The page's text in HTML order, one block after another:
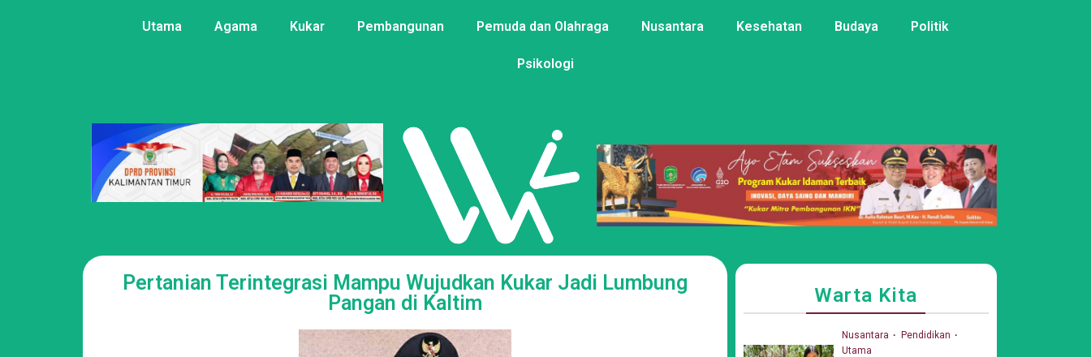
Utama Agama Kukar Pembangunan Pemuda dan Olahraga Nusantara Kesehatan Budaya Politik
Psikologi
Pertanian Terintegrasi Mampu Wujudkan Kukar Jadi Lumbung
Pangan di Kaltim
Warta Kita
Nusantara
Pendidikan
Utama